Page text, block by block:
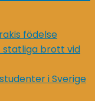
födelse
statliga brott vid
i Sverige